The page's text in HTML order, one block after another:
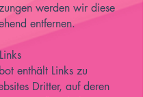
werden wir diese
entfernen.
enthält Links zu
Dritter, auf deren